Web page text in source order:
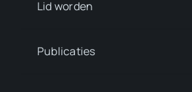
Lid worden
Publicaties